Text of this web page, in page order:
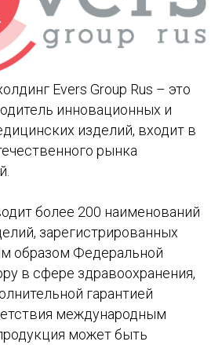
Evers Group Rus – это
инновационных и
изделий, входит в
рынка
более 200 наименований
зарегистрированных
образом Федеральной
в сфере здравоохранения,
гарантией
международным
может быть